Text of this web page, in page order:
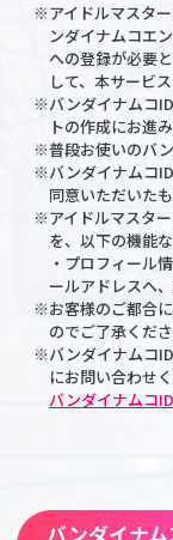
※アイドルマスタ
ンダイナムコエ
への登録が必要
して、本サービ
※バンダイナムコ
トの作成にお進
※普段お使いのバ
※バンダイナムコ
同意いただいた
※アイドルマスタ
を、以下の機能
・プロフィール
ールアドレスへ
※お客様のご都合
のでご了承くださ
※バンダイナムコ
にお問い合わせく
バンダイナムコ
バンダイナ